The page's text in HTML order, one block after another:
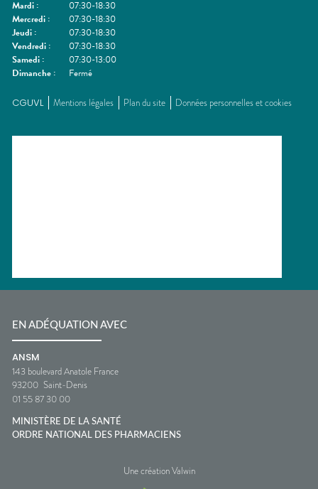
Mardi :
07:30-18:30
Mercredi :
07:30-18:30
Jeudi :
07:30-18:30
Vendredi :
07:30-18:30
Samedi :
07:30-13:00
Dimanche : Fermé
CGUVL Mentions légales Plan du site Données personnelles et cookies
EN ADÉQUATION AVEC
ANSM
143 boulevard Anatole France
93200 Saint-Denis
01 55 87 30 00
MINISTÈRE DE LA SANTÉ
ORDRE NATIONAL DES PHARMACIENS
Une création Valwin